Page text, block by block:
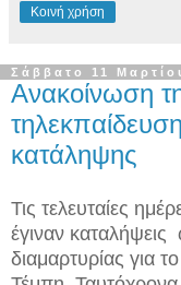
Κοινή χρήση
Σάββατο 11
Ανακοίνωση
κατάληψης
Τις τελευταίες
έγιναν καταλήψεις
διαμαρτυρίας για